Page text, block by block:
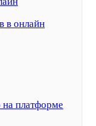
в онлайн
платформе